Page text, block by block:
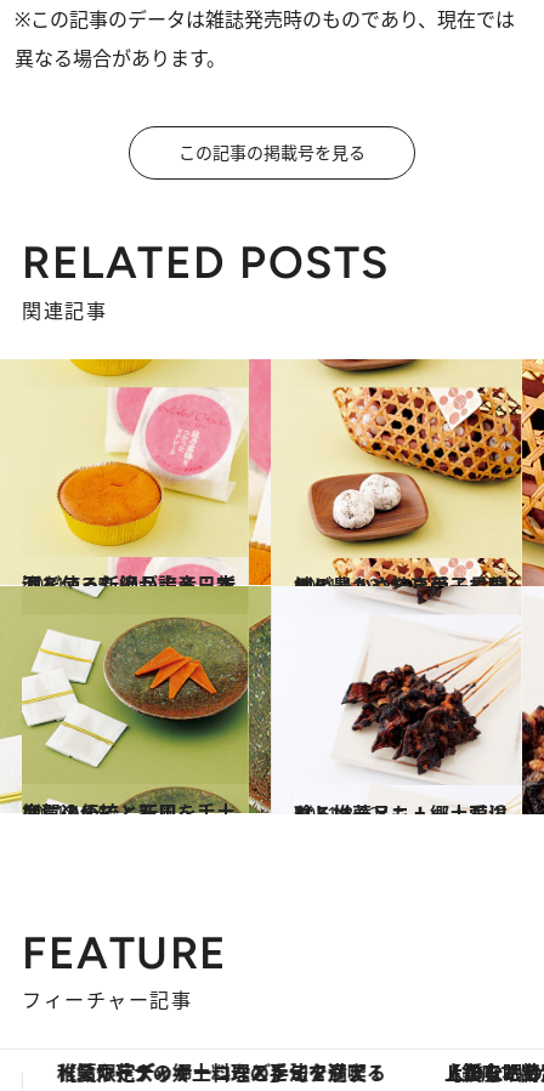
※この記事のデータは雑誌発売時のものであり、現在では
異なる場合があります。
この記事の掲載号を見る
RELATED POSTS
関連記事
2011.12.5
酒どころ新潟が誇る日本酒を使った絶品土産：新潟
グルメ 2011.12.2
地ビールや焼き菓子で信州の豊かさを享受：長野
グルメ
2011.12.5
加賀の伝統と新風を手土産に込めて：石川
グルメ 2011.8.22
珍しい一品も！郷土愛溢れる推薦メニュー：石川
グルメ
FEATURE
フィーチャー記事
【銀座で出合う最旬美容】美髪ケアや上質な眠り…セルフケアのアップデートから、特別な名入れギフトまで。大人のための「ReFa GINZA」クルーズ